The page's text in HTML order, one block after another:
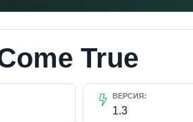
True
ВЕРСИЯ:
1.3